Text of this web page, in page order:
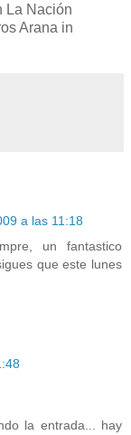
La Nación
Arana in
a las 11:18
un fantastico
que este lunes
la entrada... hay